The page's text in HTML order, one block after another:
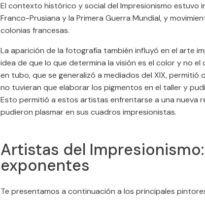
El contexto histórico y social del Impresionismo estuvo
Franco-Prusiana y la Primera Guerra Mundial, y
colonias francesas.
La aparición de la fotografía también influyó en el arte
idea de que lo que determina la visión es el color y no el
en tubo, que se generalizó a mediados del XIX,
no tuvieran que elaborar los pigmentos en el taller y
Esto permitió a estos artistas enfrentarse a una nueva
pudieron plasmar en sus cuadros impresionistas.
Artistas del
exponentes
Te presentamos a continuación a los principales